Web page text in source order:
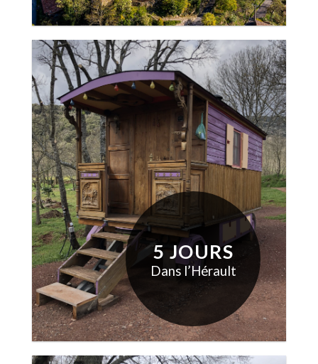
5 JOURS
Dans l’Hérault